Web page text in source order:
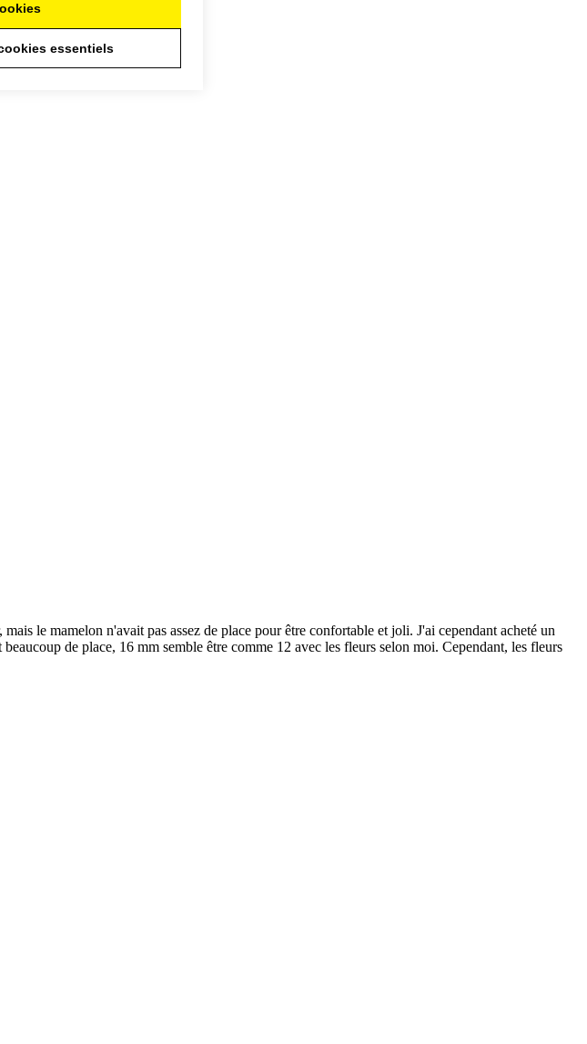
le mamelon n'avait pas assez de place pour être confortable et joli. J'ai cependant acheté un
de place, 16 mm semble être comme 12 avec les fleurs selon moi. Cependant, les fleurs
essentiels